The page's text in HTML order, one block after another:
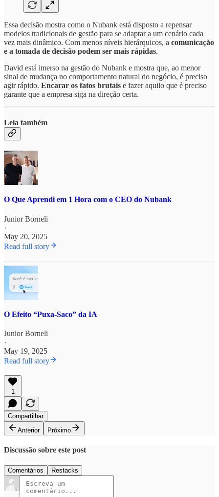
Essa decisão mostra como o Nubank está disposto a repensar
modelos tradicionais de gestão para se adaptar a um cenário cada
vez mais dinâmico. Com menos níveis hierárquicos, a comunicação
e a tomada de decisão podem ser mais rápidas.
David está imerso na gestão do Nubank e mostra que, ao menor
sinal de mudança no comportamento natural do negócio, é preciso
agir rápido. Encarar os fatos brutais e fazer aquilo que é preciso
garante que a empresa siga na direção certa.
Leia também
O Que Aprendi em 1 Hora com o CEO do Nubank
Junior Borneli
·
May 20, 2025
Read full story
O Efeito “Puxa-Saco” da IA
Junior Borneli
·
May 19, 2025
Read full story
1
Compartilhar
Anterior
Próximo
Discussão sobre este post
Comentários Restacks